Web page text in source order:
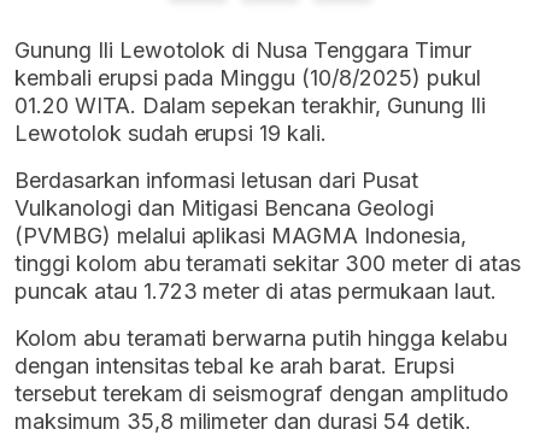
Gunung Ili Lewotolok di Nusa Tenggara Timur
kembali erupsi pada Minggu (10/8/2025) pukul
01.20 WITA. Dalam sepekan terakhir, Gunung Ili
Lewotolok sudah erupsi 19 kali.
Berdasarkan informasi letusan dari Pusat
Vulkanologi dan Mitigasi Bencana Geologi
(PVMBG) melalui aplikasi MAGMA Indonesia,
tinggi kolom abu teramati sekitar 300 meter di atas
puncak atau 1.723 meter di atas permukaan laut.
Kolom abu teramati berwarna putih hingga kelabu
dengan intensitas tebal ke arah barat. Erupsi
tersebut terekam di seismograf dengan amplitudo
maksimum 35,8 milimeter dan durasi 54 detik.